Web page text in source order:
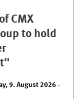
CMX
to hold
9. August 2026 -